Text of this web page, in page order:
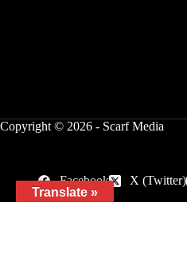
Copyright © 2026 - Scarf Media
Facebook X (Twitter)
Translate »